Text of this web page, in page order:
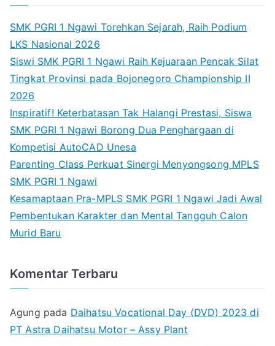
SMK PGRI 1 Ngawi Torehkan Sejarah, Raih Podium
LKS Nasional 2026
Siswi SMK PGRI 1 Ngawi Raih Kejuaraan Pencak Silat
Tingkat Provinsi pada Bojonegoro Championship II
2026
Inspiratif! Keterbatasan Tak Halangi Prestasi, Siswa
SMK PGRI 1 Ngawi Borong Dua Penghargaan di
Kompetisi AutoCAD Unesa
Parenting Class Perkuat Sinergi Menyongsong MPLS
SMK PGRI 1 Ngawi
Kesamaptaan Pra-MPLS SMK PGRI 1 Ngawi Jadi Awal
Pembentukan Karakter dan Mental Tangguh Calon
Murid Baru
Komentar Terbaru
Agung pada Daihatsu Vocational Day (DVD) 2023 di
PT Astra Daihatsu Motor – Assy Plant